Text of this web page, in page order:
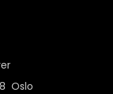
Oslo